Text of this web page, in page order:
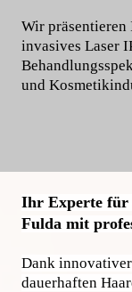
Wir
invasives Laser
und
Ihr Experte für
Fulda mit
Dank
dauerhaften